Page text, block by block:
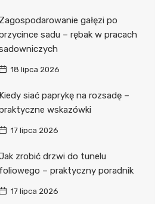
Zagospodarowanie gałęzi po
sadu – rębak w pracach
18 lipca 2026
Kiedy siać paprykę na rozsadę –
wskazówki
17 lipca 2026
zrobić drzwi do tunelu
foliowego – praktyczny poradnik
17 lipca 2026